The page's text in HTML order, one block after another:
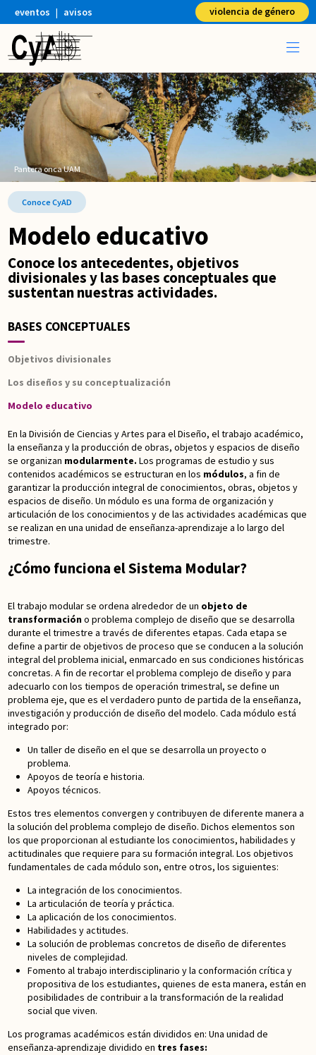
eventos | avisos violencia de género
Pantera onca UAM
Conoce CyAD
Modelo educativo
Conoce los antecedentes, objetivos
divisionales y las bases conceptuales que
sustentan nuestras actividades.
BASES CONCEPTUALES
Objetivos divisionales
Los diseños y su conceptualización
Modelo educativo
En la División de Ciencias y Artes para el Diseño, el trabajo académico,
la enseñanza y la producción de obras, objetos y espacios de diseño
se organizan modularmente. Los programas de estudio y sus
contenidos académicos se estructuran en los módulos, a fin de
garantizar la producción integral de conocimientos, obras, objetos y
espacios de diseño. Un módulo es una forma de organización y
articulación de los conocimientos y de las actividades académicas que
se realizan en una unidad de enseñanza-aprendizaje a lo largo del
trimestre.
¿Cómo funciona el Sistema Modular?
El trabajo modular se ordena alrededor de un objeto de
transformacióno problema complejo de diseño que se desarrolla
durante el trimestre a través de diferentes etapas. Cada etapa se
define a partir de objetivos de proceso que se conducen a la solución
integral del problema inicial, enmarcado en sus condiciones históricas
concretas. A fin de recortar el problema complejo de diseño y para
adecuarlo con los tiempos de operación trimestral, se define un
problema eje, que es el verdadero punto de partida de la enseñanza,
investigación y producción de diseño del modelo. Cada módulo está
integrado por:
Un taller de diseño en el que se desarrolla un proyecto o
problema.
Apoyos de teoría e historia.
Apoyos técnicos.
Estos tres elementos convergen y contribuyen de diferente manera a
la solución del problema complejo de diseño. Dichos elementos son
los que proporcionan al estudiante los conocimientos, habilidades y
actitudinales que requiere para su formación integral. Los objetivos
fundamentales de cada módulo son, entre otros, los siguientes:
La integración de los conocimientos.
La articulación de teoría y práctica.
La aplicación de los conocimientos.
Habilidades y actitudes.
La solución de problemas concretos de diseño de diferentes
niveles de complejidad.
Fomento al trabajo interdisciplinario y la conformación crítica y
propositiva de los estudiantes, quienes de esta manera, están en
posibilidades de contribuir a la transformación de la realidad
social que viven.
Los programas académicos están divididos en: Una unidad de
enseñanza-aprendizaje dividido en tres fases: